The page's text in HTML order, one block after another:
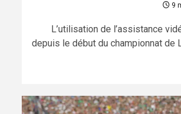
9
L’utilisation de l’assistance
depuis le début du championnat de